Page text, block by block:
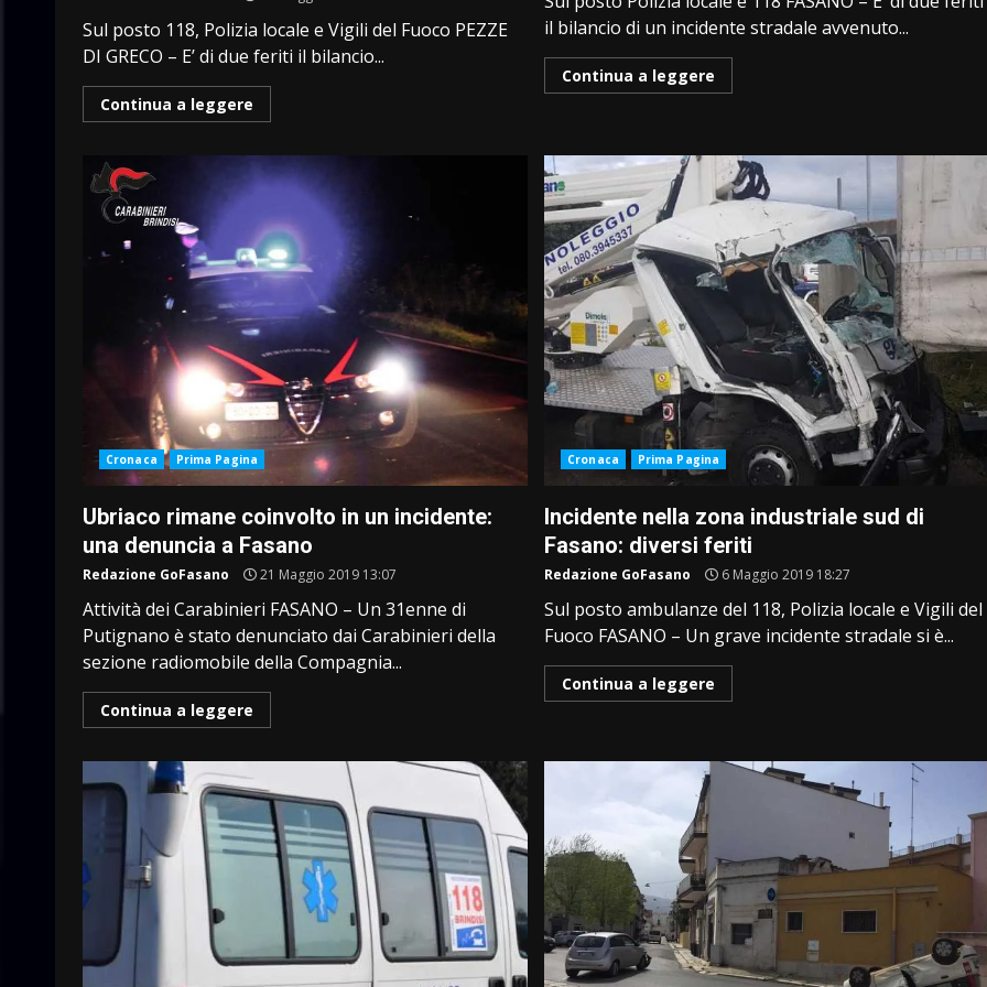
Sul posto 118, Polizia locale e Vigili del Fuoco PEZZE
DI GRECO – E’ di due feriti il bilancio...
Continua a leggere
il bilancio di un incidente stradale avvenuto...
Continua a leggere
Cronaca Prima Pagina
Ubriaco rimane coinvolto in un incidente:
una denuncia a Fasano
Redazione GoFasano 21 Maggio 2019 13:07
Attività dei Carabinieri FASANO – Un 31enne di
Putignano è stato denunciato dai Carabinieri della
sezione radiomobile della Compagnia...
Continua a leggere
Cronaca Prima Pagina
Incidente nella zona industriale sud di
Fasano: diversi feriti
Redazione GoFasano 6 Maggio 2019 18:27
Sul posto ambulanze del 118, Polizia locale e Vigili del
Fuoco FASANO – Un grave incidente stradale si è...
Continua a leggere